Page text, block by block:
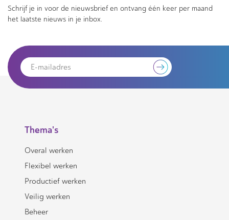
Schrijf je in voor de nieuwsbrief en ontvang één keer per maand
het laatste nieuws in je inbox.
Thema's
Overal werken
Flexibel werken
Productief werken
Veilig werken
Beheer